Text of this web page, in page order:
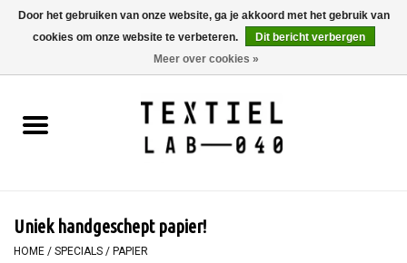
0 Artikelen - €0,00
BOEKEN
Uniek handgeschept papier!
HOME / SPECIALS / PAPIER
Door het gebruiken van onze website, ga je akkoord met het gebruik van
cookies om onze website te verbeteren.
Dit bericht verbergen
Meer over cookies »